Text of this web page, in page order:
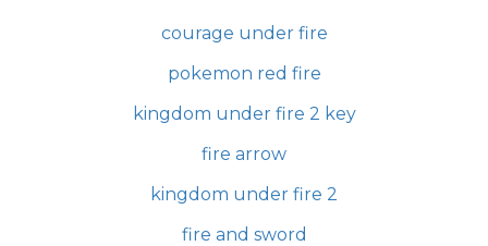
courage under fire
pokemon red fire
kingdom under fire 2 key
fire arrow
kingdom under fire 2
fire and sword